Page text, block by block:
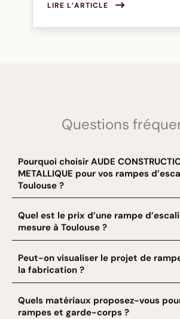
LIRE L’ARTICLE
Questions
Pourquoi choisir AUDE
METALLIQUE pour vos rampes
Toulouse ?
Quel est le prix d’une rampe
mesure à Toulouse ?
Peut-on visualiser le projet de
la fabrication ?
Quels matériaux proposez-vous
rampes et garde-corps ?